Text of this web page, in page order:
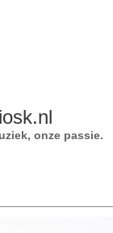
onze passie.